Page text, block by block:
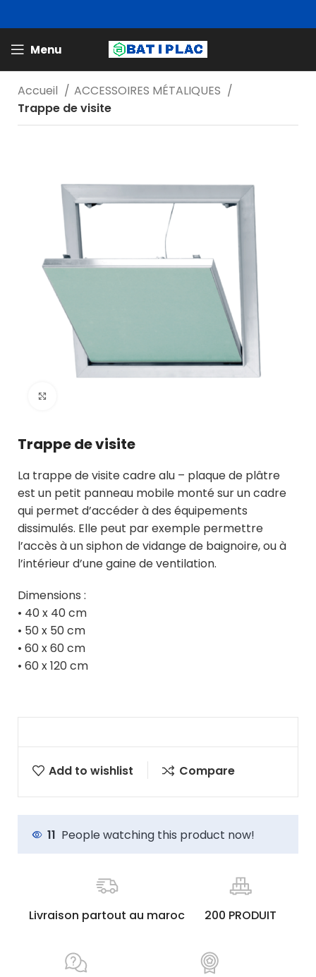
Menu
Accueil
ACCESSOIRES MÉTALIQUES
Trappe de visite
Trappe de visite
La trappe de visite cadre alu – plaque de plâtre
est un petit panneau mobile monté sur un cadre
qui permet d’accéder à des équipements
dissimulés. Elle peut par exemple permettre
l’accès à un siphon de vidange de baignoire, ou à
l’intérieur d’une gaine de ventilation.
Dimensions :
• 40 x 40 cm
• 50 x 50 cm
• 60 x 60 cm
• 60 x 120 cm
Add to wishlist Compare
11 People watching this product now!
Livraison partout au maroc 200 PRODUIT